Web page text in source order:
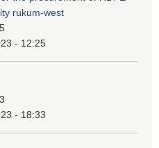
rukum-west
- 12:25
- 18:33